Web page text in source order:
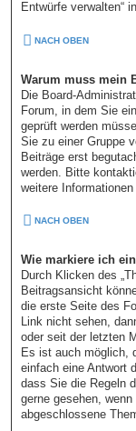
Entwürfe verwalten“
NACH OBEN
Warum muss mein
Die Board-
Forum, in dem Sie
geprüft werden
Sie zu einer Gruppe
Beiträge erst
werden. Bitte
weitere Informationen
NACH OBEN
Wie markiere ich
Durch Klicken des
Beitragsansicht
die erste Seite des
Link nicht sehen,
oder seit der letzten
Es ist auch möglich,
einfach eine Antwort
dass Sie die Regeln
gerne gesehen,
abgeschlossene